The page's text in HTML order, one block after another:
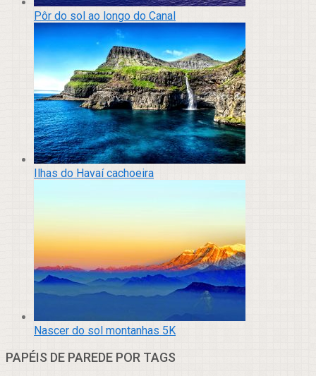
Pôr do sol ao longo do Canal
Ilhas do Havaí cachoeira
Nascer do sol montanhas 5K
PAPÉIS DE PAREDE POR TAGS